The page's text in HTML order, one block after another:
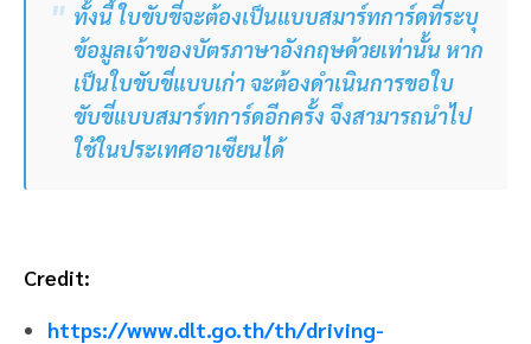
ทั้งนี้ ใบขับขี่จะต้องเป็นแบบสมาร์ทการ์ดที่ระบุ
ข้อมูลเจ้าของบัตรภาษาอังกฤษด้วยเท่านั้น หาก
เป็นใบขับขี่แบบเก่า จะต้องดำเนินการขอใบ
ขับขี่แบบสมาร์ทการ์ดอีกครั้ง จึงสามารถนำไป
ใช้ในประเทศอาเซียนได้
Credit:
https://www.dlt.go.th/th/driving-